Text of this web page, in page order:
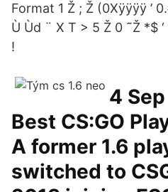
Format 1 Ž ; Ž (0Xÿÿÿÿ ’
Ù Ùd ¨ X T > 5 Ž 0 ˜Ž *$
!
4
Best CS:GO
A former 1.6
switched to